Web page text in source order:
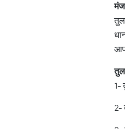
आप
1-
2-